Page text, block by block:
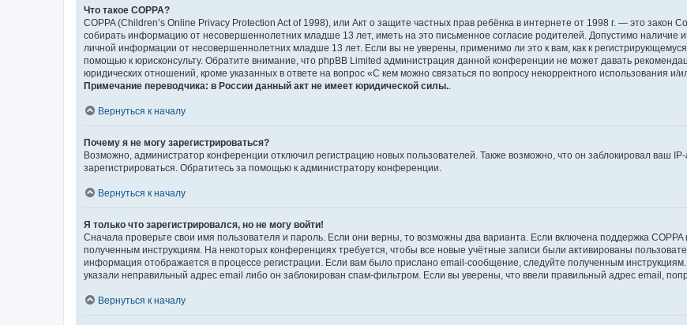
Что такое COPPA?
COPPA (Children’s Online Privacy Protection Act of 1998), или Акт о защите частных прав ребёнка в интернете от 1998 г. — это
собирать информацию от несовершеннолетних младше 13 лет, иметь на это письменное согласие родителей. Допустимо наличие
личной информации от несовершеннолетних младше 13 лет. Если вы не уверены, применимо ли это к вам, как к
помощью к юрисконсульту. Обратите внимание, что phpBB Limited администрация данной конференции не может давать
юридических отношений, кроме указанных в ответе на вопрос «С кем можно связаться по вопросу некорректного использования и/
Примечание переводчика: в России данный акт не имеет юридической силы.
Вернуться к началу
Почему я не могу зарегистрироваться?
Возможно, администратор конференции отключил регистрацию новых пользователей. Также возможно, что он заблокировал ваш
зарегистрироваться. Обратитесь за помощью к администратору конференции.
Вернуться к началу
Я только что зарегистрировался, но не могу войти!
Сначала проверьте свои имя пользователя и пароль. Если они верны, то возможны два варианта. Если включена поддержка
полученным инструкциям. На некоторых конференциях требуется, чтобы все новые учётные записи были активированы
информация отображается в процессе регистрации. Если вам было прислано email-сообщение, следуйте полученным
указали неправильный адрес email либо он заблокирован спам-фильтром. Если вы уверены, что ввели правильный адрес email,
Вернуться к началу